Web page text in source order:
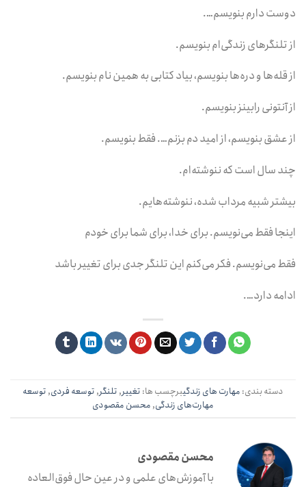
دوست دارم بنویسم….
از تلنگرهای زندگی‌ام بنویسم.
از قله‌ها و دره‌ها بنویسم، بیاد کتابی به همین نام بنویسم.
از آنتونی رابینز بنویسم.
از عشق بنویسم، از امید دم بزنم…. فقط بنویسم.
چند سال است که ننوشته‌ام.
بیشتر شبیه مرداب شده، ننوشته‌هایم.
اینجا فقط می‌نویسم. برای خدا، برای شما برای خودم
فقط می‌نویسم. فکر می‌کنم این تلنگر جدی برای تغییر باشد
ادامه دارد….
دسته بندی: مهارت‌ های زندگیبرچسب ها: تغییر, تلنگر, توسعه فردی, توسعه
مهارت‌های زندگی, محسن مقصودی
محسن مقصودی
با آموزش‌های علمی و در عین حال فوق‌العاده